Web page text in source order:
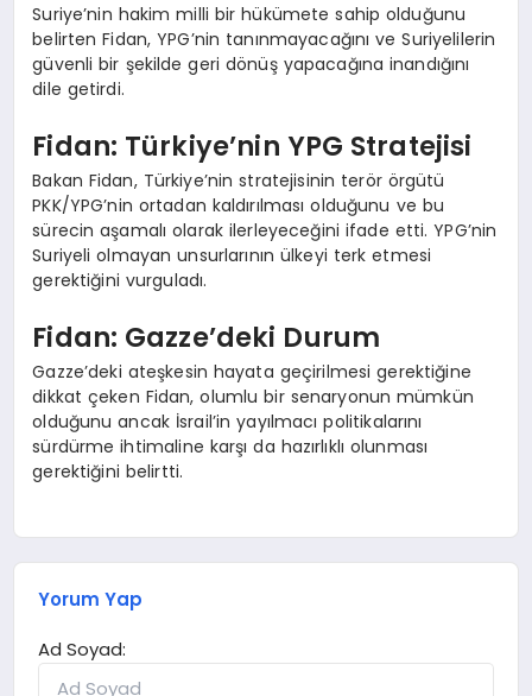
Suriye’nin hakim milli bir hükümete sahip olduğunu
belirten Fidan, YPG’nin tanınmayacağını ve Suriyelilerin
güvenli bir şekilde geri dönüş yapacağına inandığını
dile getirdi.
Fidan: Türkiye’nin YPG Stratejisi
Bakan Fidan, Türkiye’nin stratejisinin terör örgütü
PKK/YPG’nin ortadan kaldırılması olduğunu ve bu
sürecin aşamalı olarak ilerleyeceğini ifade etti. YPG’nin
Suriyeli olmayan unsurlarının ülkeyi terk etmesi
gerektiğini vurguladı.
Fidan: Gazze’deki Durum
Gazze’deki ateşkesin hayata geçirilmesi gerektiğine
dikkat çeken Fidan, olumlu bir senaryonun mümkün
olduğunu ancak İsrail’in yayılmacı politikalarını
sürdürme ihtimaline karşı da hazırlıklı olunması
gerektiğini belirtti.
Yorum Yap
Ad Soyad: